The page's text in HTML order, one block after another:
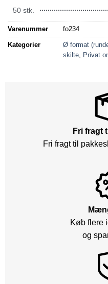
50 stk.
Varenummer fo234
Kategorier Ø format
skilte, Privat
Fri fragt
Fri fragt til
Køb flere
og